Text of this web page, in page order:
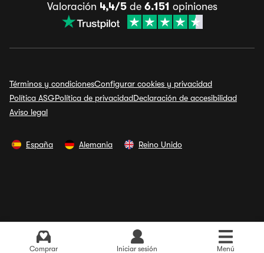
Comprar Iniciar sesión Menú
Ver últimos precios
Valoración 4,4/5de 6.151 opiniones
Términos y condicionesConfigurar cookies y privacidad
Política ASGPolítica de privacidadDeclaración de accesibilidad
Aviso legal
España Alemania Reino Unido